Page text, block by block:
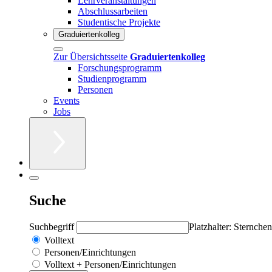
Abschlussarbeiten
Studentische Projekte
Graduiertenkolleg
Zur Übersichtsseite Graduiertenkolleg
Forschungsprogramm
Studienprogramm
Personen
Events
Jobs
Suche
Suchbegriff
Platzhalter:
Volltext
Personen/Einrichtungen
Volltext + Personen/Einrichtungen